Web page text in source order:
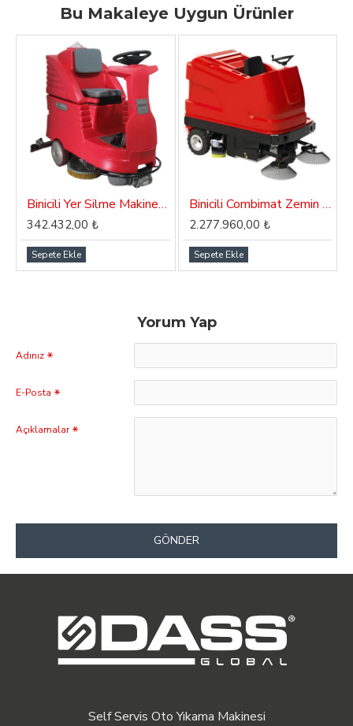
Bu Makaleye Uygun Ürünler
Binicili Yer Silme Makinesi (110 Litre) Dass Orient SC 110
342.432,00 ₺
Sepete Ekle
Binicili Combimat Zemin Yıkama Makinası Dass Combi SWC 195
2.277.960,00 ₺
Sepete Ekle
Yorum Yap
Adınız
E-Posta
Açıklamalar
GÖNDER
Self Servis Oto Yıkama Makinesi